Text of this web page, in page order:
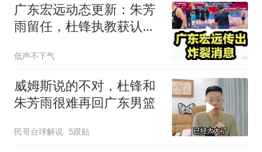
广东宏远动态更新：朱芳
雨留任，杜锋执教获认
低声不下气
威姆斯说的不对，杜锋和
朱芳雨很难再回广东男篮
民哥台球解说 5跟贴